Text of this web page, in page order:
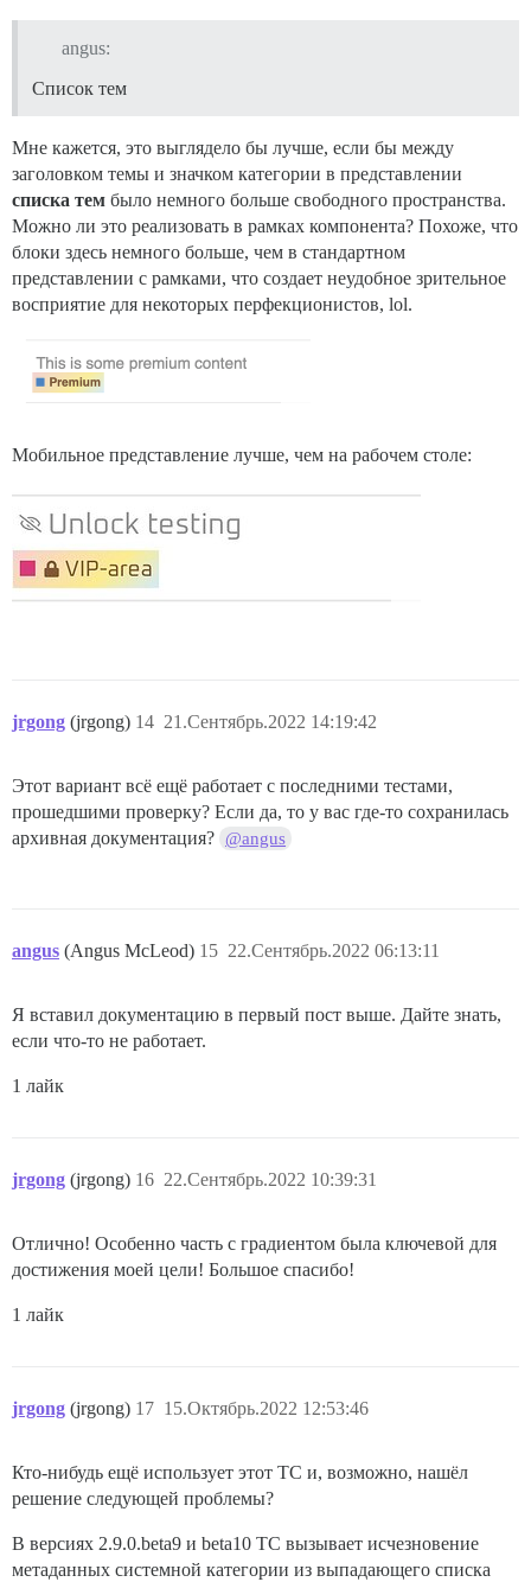
angus:
Список тем
Мне кажется, это выглядело бы лучше, если бы между
заголовком темы и значком категории в представлении
списка тем было немного больше свободного пространства.
Можно ли это реализовать в рамках компонента? Похоже, что
блоки здесь немного больше, чем в стандартном
представлении с рамками, что создает неудобное зрительное
восприятие для некоторых перфекционистов, lol.
Мобильное представление лучше, чем на рабочем столе:
jrgong (jrgong) 21.Сентябрь.2022 14:19:42
14
Этот вариант всё ещё работает с последними тестами,
прошедшими проверку? Если да, то у вас где-то сохранилась
архивная документация? @angus
angus (Angus McLeod) 22.Сентябрь.2022 06:13:11
15
Я вставил документацию в первый пост выше. Дайте знать,
если что-то не работает.
1 лайк
jrgong (jrgong) 22.Сентябрь.2022 10:39:31
16
Отлично! Особенно часть с градиентом была ключевой для
достижения моей цели! Большое спасибо!
1 лайк
jrgong (jrgong) 15.Октябрь.2022 12:53:46
17
Кто-нибудь ещё использует этот TC и, возможно, нашёл
решение следующей проблемы?
В версиях 2.9.0.beta9 и beta10 TC вызывает исчезновение
метаданных системной категории из выпадающего списка